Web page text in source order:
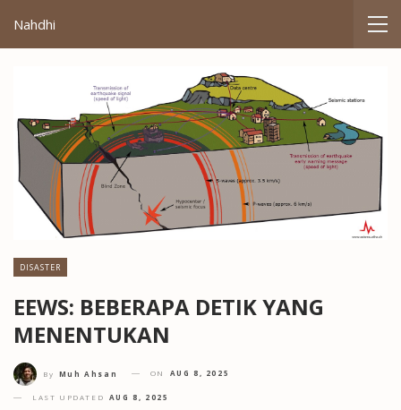
Nahdhi
DISASTER
EEWS: BEBERAPA DETIK YANG
MENENTUKAN
By Muh Ahsan ON AUG 8, 2025
LAST UPDATED AUG 8, 2025